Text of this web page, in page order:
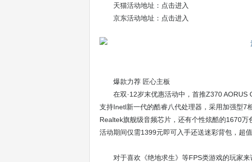
天猫活动地址：点击进入
京东活动地址：点击进入
爆款力荐 匠心主板
在双·12岁末优惠活动中，首推Z370
支持Inetl新一代的酷睿八代处理器，采用加强型7
Realtek旗舰级音频芯片，还有个性炫酷的1670
活动期间仅需1399元即可入手还送迷彩背包，超值
对于喜欢《绝地求生》等FPS类游戏的玩家